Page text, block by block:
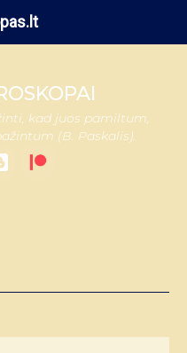
kad juos pamiltum,
(B. Paskalis).